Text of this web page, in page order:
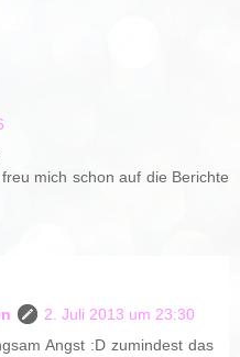
mich schon auf die Berichte
2. Juli 2013 um 23:30
Angst :D zumindest das